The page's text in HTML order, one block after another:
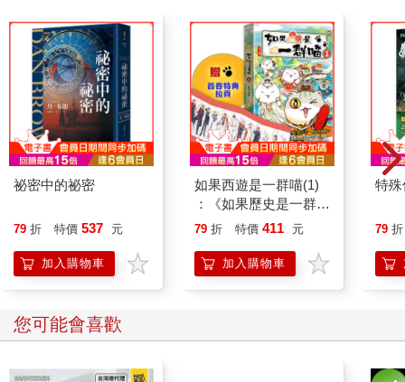
祕密中的祕密
79 折 特價 537 元
加入購物車
如果西遊是一群喵(1)
：《如果歷史是一群
喵》作者最新力作，附
79 折 特價 411 元
加入購物車
特
79 折
您可能會喜歡